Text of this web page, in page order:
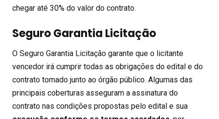
chegar até 30% do valor do contrato.
Seguro Garantia Licitação
O Seguro Garantia Licitação garante que o licitante
vencedor irá cumprir todas as obrigações do edital e do
contrato tomado junto ao órgão público. Algumas das
principais coberturas asseguram a assinatura do
contrato nas condições propostas pelo edital e sua